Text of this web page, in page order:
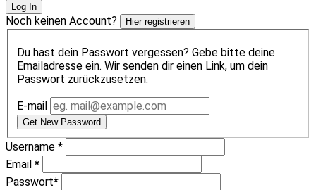
Log In
Noch keinen Account? Hier registrieren
Du hast dein Passwort vergessen? Gebe bitte deine
Emailadresse ein. Wir senden dir einen Link, um dein
Passwort zurückzusetzen.
E-mail
Get New Password
Username *
Email *
Passwort*